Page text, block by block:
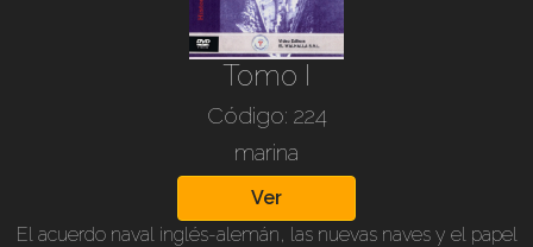
Tomo I
Código: 224
marina
Ver
El acuerdo naval inglés-alemán, las nuevas naves y el papel